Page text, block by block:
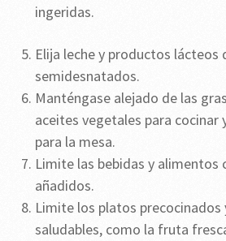
ingeridas.
Elija leche y productos lácteos
semidesnatados.
Manténgase alejado de las
aceites vegetales para cocinar
para la mesa.
Limite las bebidas y alimentos
añadidos.
Limite los platos
saludables, como la fruta